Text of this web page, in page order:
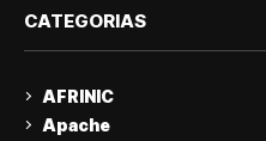
CATEGORIAS
AFRINIC
Apache